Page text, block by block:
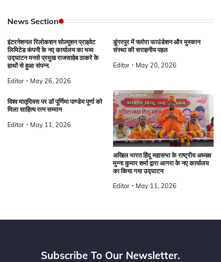
News Section
इंटरनेशनल रिलोकशन सोल्यूशन प्राइवेट
लिमिटेड कंपनी के नए कार्यालय का भव्य
उद्घाटन मनसे प्रमुख राजसाहेब ठाकरे के
हाथों से हुआ संपन्न.
Editor May 26, 2026
डूंगरपुर में फ्लोरा फाउंडेशन और मुस्कान
संस्था की सराहनीय पहल
Editor May 20, 2026
विश्व मातृदिवस पर डॉ पूर्णिमा पाण्डेय पूर्णा को
मिला साहित्य रत्न सम्मान
Editor May 11, 2026
अखिल भारत हिंदू महासभा के राष्ट्रीय अध्यक्ष
मुन्ना कुमार शर्मा द्वारा आगरा के नए कार्यालय
का किया गया उद्घाटन
Editor May 11, 2026
Subscribe To Our Newsletter.